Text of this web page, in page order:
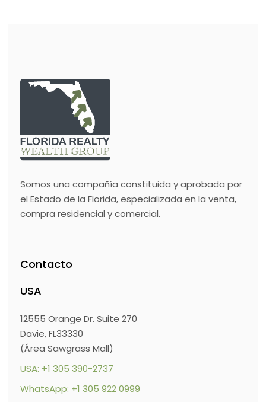
Somos una compañía constituida y aprobada por
el Estado de la Florida, especializada en la venta,
compra residencial y comercial.
Contacto
USA
12555 Orange Dr. Suite 270
Davie, FL33330
(Área Sawgrass Mall)
USA: +1 305 390-2737
WhatsApp: +1 305 922 0999